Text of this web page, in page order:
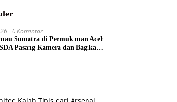
0 Komentar
Sumatra di Permukiman Aceh
Pasang Kamera dan Bagikan